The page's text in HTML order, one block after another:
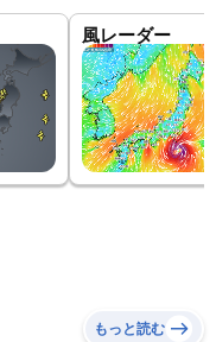
風レーダー
もっと読む